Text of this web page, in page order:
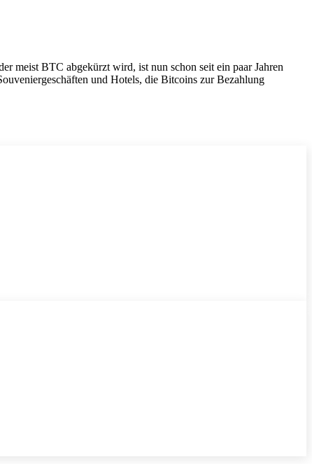
meist BTC abgekürzt wird, ist nun schon seit ein paar Jahren
und Hotels, die Bitcoins zur Bezahlung